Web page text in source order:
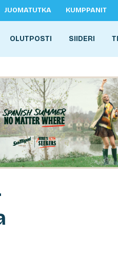
JUOMATUTKA KUMPPANIT
OLUTPOSTI SIIDERI